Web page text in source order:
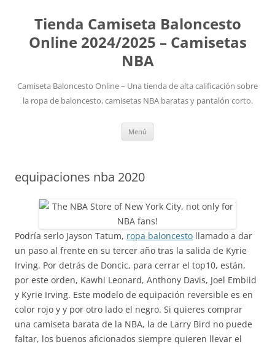
Tienda Camiseta Baloncesto
Online 2024/2025 – Camisetas
NBA
Camiseta Baloncesto Online – Una tienda de alta calificación sobre
la ropa de baloncesto, camisetas NBA baratas y pantalón corto.
Menú
equipaciones nba 2020
Podría serlo Jayson Tatum, ropa baloncesto llamado a dar
un paso al frente en su tercer año tras la salida de Kyrie
Irving. Por detrás de Doncic, para cerrar el top10, están,
por este orden, Kawhi Leonard, Anthony Davis, Joel Embiid
y Kyrie Irving. Este modelo de equipación reversible es en
color rojo y y por otro lado el negro. Si quieres comprar
una camiseta barata de la NBA, la de Larry Bird no puede
faltar, los buenos aficionados siempre quieren llevar el